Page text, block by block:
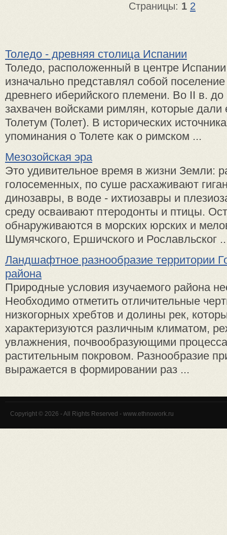
Страницы: 1 2
Толедо - древняя столица Испании
Толедо, расположенный в центре
изначально представлял собой
древнего иберийского племени. Во II в.
захвачен войсками римлян, которые дали
Толетум (Толет). В исторических
упоминания о Толете как о римском ...
Мезозойская эра
Это удивительное время в жизни Земли:
голосеменных, по суше расхаживают
динозавры, в воде - ихтиозавры и
среду осваивают птеродонты и птицы.
обнаруживаются в морских юрских и
Шумячского, Ершичского и Рославльског
Ландшафтное разнообразие территории
района
Природные условия изучаемого района
Необходимо отметить отличительные
низкогорных хребтов и долины рек,
характеризуются различным климатом,
увлажнения, почвообразующими
растительным покровом. Разнообразие
выражается в формировании раз ...
Copyright © 2026 - All Rights Reserved - www.ethnowork.ru